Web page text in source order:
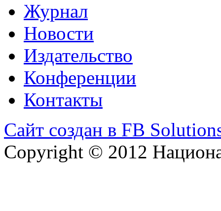
Журнал
Новости
Издательство
Конференции
Контакты
Сайт создан в FB
Copyright © 2012